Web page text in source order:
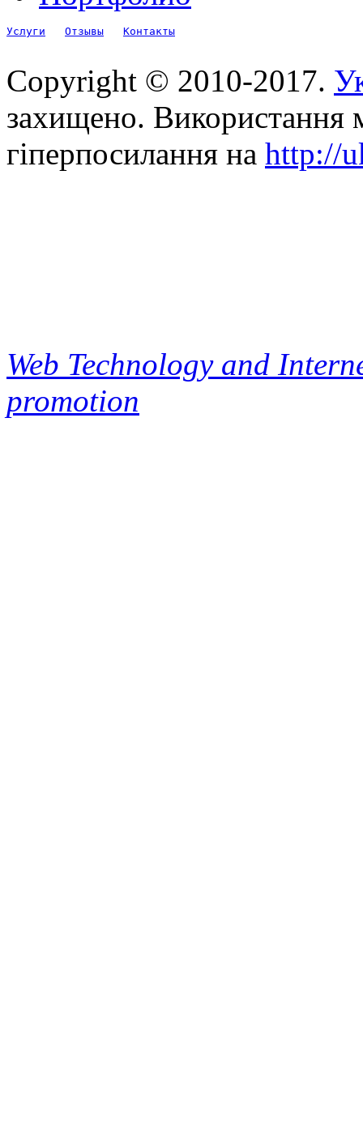
Услуги Отзывы Контакты
Copyright © 2010-2017.
захищено. Використання
гіперпосилання на http://
Web Technology and
promotion